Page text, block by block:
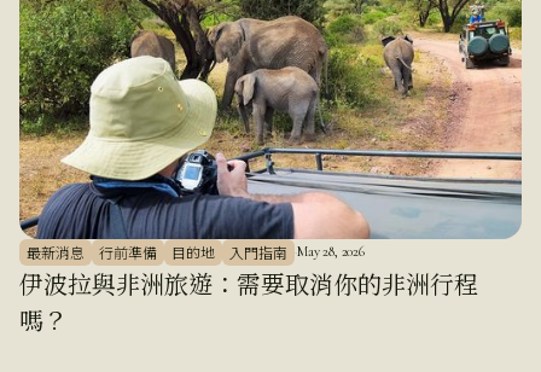
最新消息 行前準備 目的地 入門指南 ·May 28, 2026
伊波拉與非洲旅遊：需要取消你的非洲行程
嗎？